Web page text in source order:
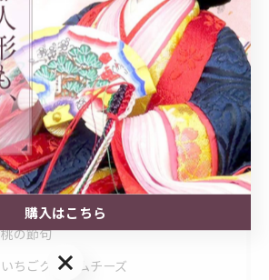
苺屋あとりゑ
羽子板 通販
端午の節句 こどもの日 五月人形 鎧 兜 鯉のぼり
端午の節句
破魔弓 通販
破魔弓 羽子板 御祝の仕方
泰玉スガ人形店の成り立ち
桃の節句
いちごクリームチーズ
購入はこちら
購入はこちら